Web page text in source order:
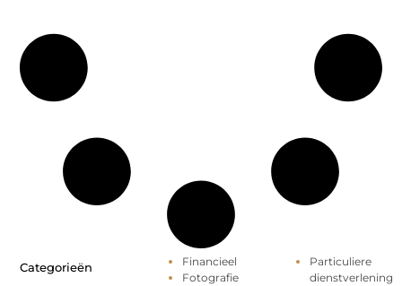
Categorieën
Financieel
Fotografie
Particuliere
dienstverlening